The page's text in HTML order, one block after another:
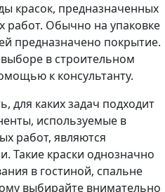
красок, предназначенных
работ. Обычно на упаковке
предназначено покрытие.
в строительном
к консультанту.
для каких задач подходит
используемые в
работ, являются
Такие краски однозначно
в гостиной, спальне
выбирайте внимательно